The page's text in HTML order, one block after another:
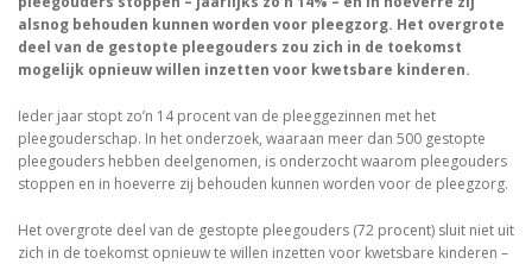
alsnog behouden kunnen worden voor pleegzorg. Het overgrote
deel van de gestopte pleegouders zou zich in de toekomst
mogelijk opnieuw willen inzetten voor kwetsbare kinderen.
Ieder jaar stopt zo’n 14 procent van de pleeggezinnen met het
pleegouderschap. In het onderzoek, waaraan meer dan 500 gestopte
pleegouders hebben deelgenomen, is onderzocht waarom pleegouders
stoppen en in hoeverre zij behouden kunnen worden voor de pleegzorg.
Het overgrote deel van de gestopte pleegouders (72 procent) sluit niet uit
zich in de toekomst opnieuw te willen inzetten voor kwetsbare kinderen –